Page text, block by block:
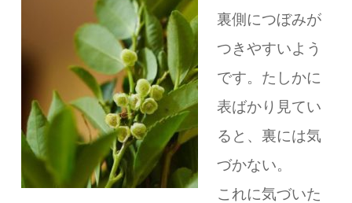
裏側につぼみが
つきやすいよう
です。 たしかに
表ばかり見てい
ると、裏には気
づかない。
これに気づいた